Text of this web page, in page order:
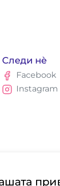
Следи нè
Facebook
Instagram